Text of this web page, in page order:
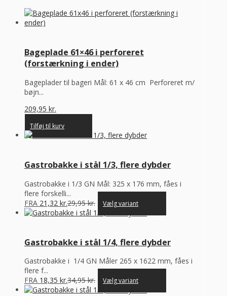
Bageplade 61×46 i perforeret
(forstærkning i ender)
Bageplader til bageri Mål: 61 x 46 cm Perforeret m/
bøjn...
209,95 kr.
Tilføj til kurv
Gastrobakke i stål 1/3, flere dybder
Gastrobakke i 1/3 GN Mål: 325 x 176 mm, fåes i
flere forskelli...
FRA 21,32 kr.29,95kr. Vælg variant
Gastrobakke i stål 1/4, flere dybder
Gastrobakke i 1/4 GN Måler 265 x 1622 mm, fåes i
flere f...
FRA 18,35 kr.34,95kr. Vælg variant